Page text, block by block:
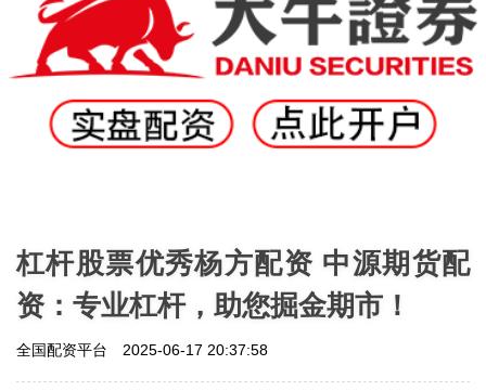
杠杆股票优秀杨方配资 中源期货配
资：专业杠杆，助您掘金期市！
全国配资平台 2025-06-17 20:37:58